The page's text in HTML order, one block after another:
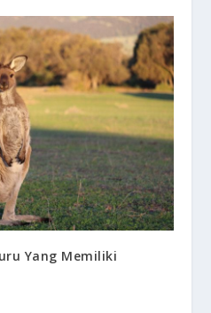
Yang Memiliki